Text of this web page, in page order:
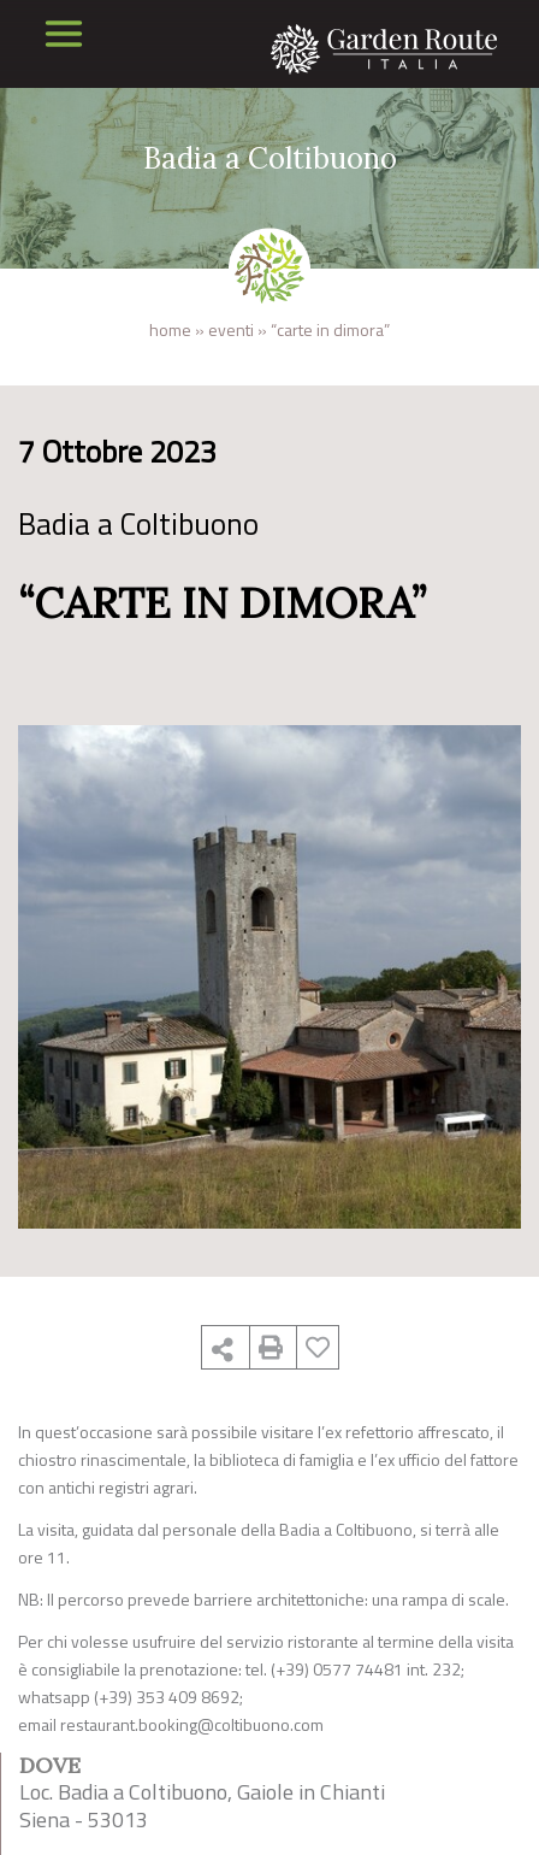
Badia a Coltibuono
home » eventi » “carte in dimora”
7 Ottobre 2023
Badia a Coltibuono
“CARTE IN DIMORA”
In quest’occasione sarà possibile visitare l’ex refettorio affrescato, il
chiostro rinascimentale, la biblioteca di famiglia e l’ex ufficio del fattore
con antichi registri agrari.
La visita, guidata dal personale della Badia a Coltibuono, si terrà alle
ore 11.
NB: Il percorso prevede barriere architettoniche: una rampa di scale.
Per chi volesse usufruire del servizio ristorante al termine della visita
è consigliabile la prenotazione: tel. (+39) 0577 74481 int. 232;
whatsapp (+39) 353 409 8692;
email restaurant.booking@coltibuono.com
DOVE
Loc. Badia a Coltibuono, Gaiole in Chianti
Siena - 53013